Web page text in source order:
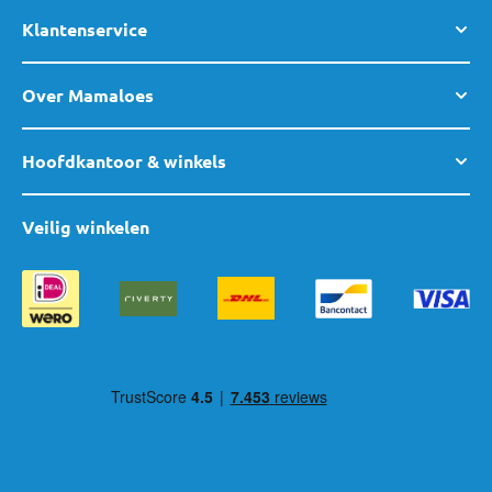
Klantenservice
Over Mamaloes
Hoofdkantoor & winkels
Veilig winkelen